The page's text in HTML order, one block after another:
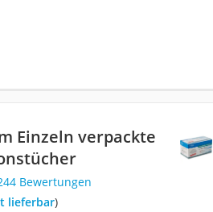
Einzeln verpackte
Bewertungen
lieferbar)